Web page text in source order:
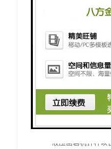
液压凿岩机钎杆以